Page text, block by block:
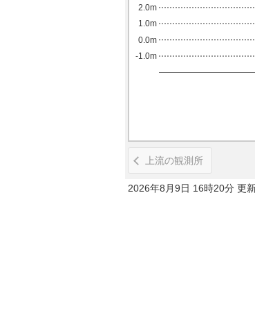
-1.0m
0.0m
1.0m
2.0m
上流の観測所
2026年8月9日 16時20分 更